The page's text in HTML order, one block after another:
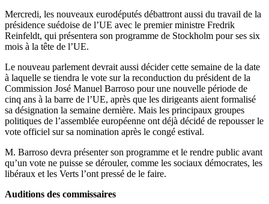
Mercredi, les nouveaux eurodéputés débattront aussi du travail de la
présidence suédoise de l’UE avec le premier ministre Fredrik
Reinfeldt, qui présentera son programme de Stockholm pour ses six
mois à la tête de l’UE.
Le nouveau parlement devrait aussi décider cette semaine de la date
à laquelle se tiendra le vote sur la reconduction du président de la
Commission José Manuel Barroso pour une nouvelle période de
cinq ans à la barre de l’UE, après que les dirigeants aient formalisé
sa désignation la semaine dernière. Mais les principaux groupes
politiques de l’assemblée européenne ont déjà décidé de repousser le
vote officiel sur sa nomination après le congé estival.
M. Barroso devra présenter son programme et le rendre public avant
qu’un vote ne puisse se dérouler, comme les sociaux démocrates, les
libéraux et les Verts l’ont pressé de le faire.
Auditions des commissaires